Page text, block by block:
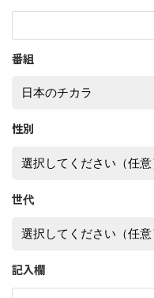
番組
性別
世代
記入欄